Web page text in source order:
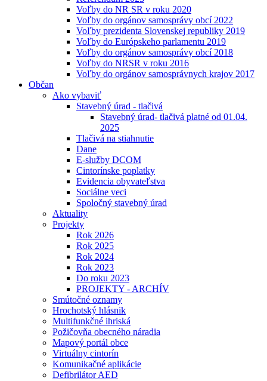
Voľby do NR SR v roku 2020
Voľby do orgánov samosprávy obcí 2022
Voľby prezidenta Slovenskej republiky 2019
Voľby do Európskeho parlamentu 2019
Voľby do orgánov samosprávy obcí 2018
Voľby do NRSR v roku 2016
Voľby do orgánov samosprávnych krajov 2017
Občan
Ako vybaviť
Stavebný úrad - tlačivá
Stavebný úrad- tlačivá platné od 01.04.
2025
Tlačivá na stiahnutie
Dane
E-služby DCOM
Cintorínske poplatky
Evidencia obyvateľstva
Sociálne veci
Spoločný stavebný úrad
Aktuality
Projekty
Rok 2026
Rok 2025
Rok 2024
Rok 2023
Do roku 2023
PROJEKTY - ARCHÍV
Smútočné oznamy
Hrochotský hlásnik
Multifunkčné ihriská
Požičovňa obecného náradia
Mapový portál obce
Virtuálny cintorín
Komunikačné aplikácie
Defibrilátor AED